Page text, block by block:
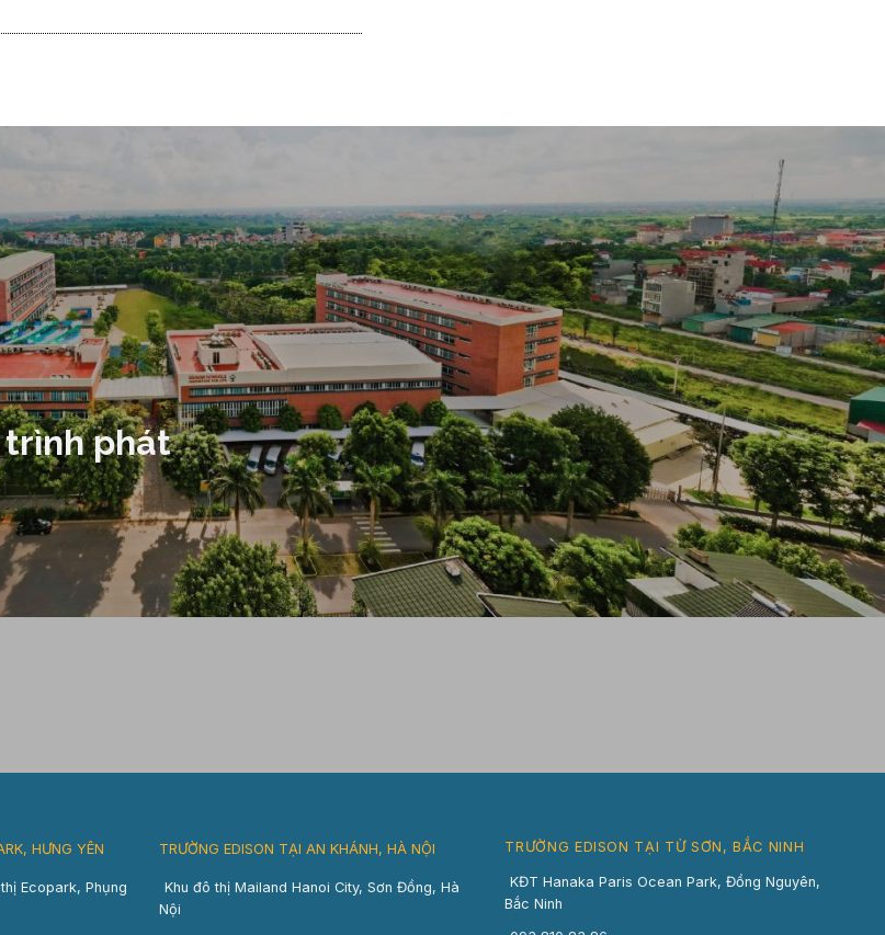
trình phát
HƯNG YÊN
Ecopark, Phụng
TRƯỜNG EDISON TẠI AN KHÁNH, HÀ NỘI
Khu đô thị Mailand Hanoi City, Sơn Đồng, Hà
Nội
TRƯỜNG EDISON TẠI TỪ SƠN, BẮC NINH
KĐT Hanaka Paris Ocean Park, Đồng Nguyên,
Bắc Ninh